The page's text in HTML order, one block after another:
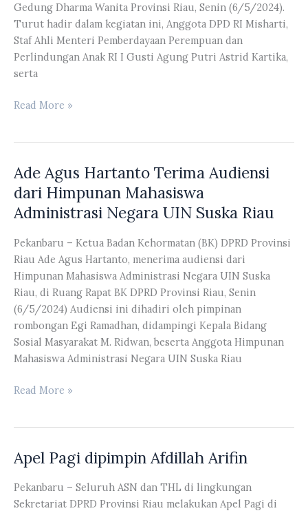
Gedung Dharma Wanita Provinsi Riau, Senin (6/5/2024).
Turut hadir dalam kegiatan ini, Anggota DPD RI Misharti,
Staf Ahli Menteri Pemberdayaan Perempuan dan
Perlindungan Anak RI I Gusti Agung Putri Astrid Kartika,
serta
Karmila
di
Acara
Lokakarya
Nasional
Badan
Eksekutif
Mahasiswa
Universitas
Riau
Read More »
Ade Agus Hartanto Terima Audiensi
dari Himpunan Mahasiswa
Administrasi Negara UIN Suska Riau
Pekanbaru – Ketua Badan Kehormatan (BK) DPRD Provinsi
Riau Ade Agus Hartanto, menerima audiensi dari
Himpunan Mahasiswa Administrasi Negara UIN Suska
Riau, di Ruang Rapat BK DPRD Provinsi Riau, Senin
(6/5/2024) Audiensi ini dihadiri oleh pimpinan
rombongan Egi Ramadhan, didampingi Kepala Bidang
Sosial Masyarakat M. Ridwan, beserta Anggota Himpunan
Mahasiswa Administrasi Negara UIN Suska Riau
Ade
Audiensi
dari
Himpunan
Mahasiswa
Read More »
Apel Pagi dipimpin Afdillah Arifin
Pekanbaru – Seluruh ASN dan THL di lingkungan
Sekretariat DPRD Provinsi Riau melakukan Apel Pagi di